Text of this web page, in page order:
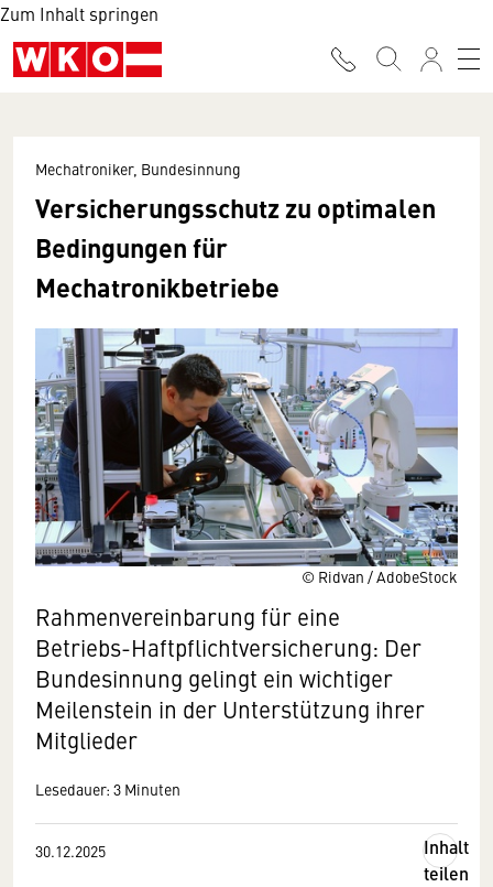
Zum Inhalt springen
© Ridvan / AdobeStock
Mechatroniker, Bundesinnung
Versicherungsschutz zu optimalen
Bedingungen für
Mechatronikbetriebe
Rahmenvereinbarung für eine
Betriebs-Haftpflichtversicherung: Der
Bundesinnung gelingt ein wichtiger
Meilenstein in der Unterstützung ihrer
Mitglieder
Lesedauer: 3 Minuten
30.12.2025
Inhalt
teilen